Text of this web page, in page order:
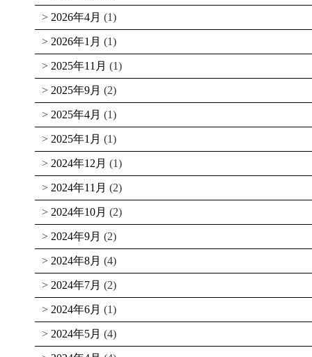
2026年4月 (1)
2026年1月 (1)
2025年11月 (1)
2025年9月 (2)
2025年4月 (1)
2025年1月 (1)
2024年12月 (1)
2024年11月 (2)
2024年10月 (2)
2024年9月 (2)
2024年8月 (4)
2024年7月 (2)
2024年6月 (1)
2024年5月 (4)